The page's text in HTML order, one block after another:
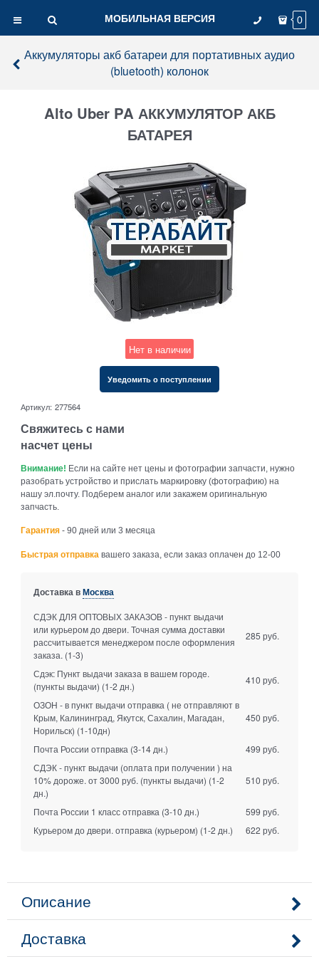
МОБИЛЬНАЯ ВЕРСИЯ 0
Аккумуляторы акб батареи для портативных аудио
(bluetooth) колонок
Alto Uber PA АККУМУЛЯТОР АКБ
БАТАРЕЯ
Нет в наличии
Уведомить о поступлении
Артикул: 277564
Свяжитесь с нами
насчет цены
Внимание! Если на сайте нет цены и фотографии запчасти, нужно
разобрать устройство и прислать маркировку (фотографию) на
нашу эл.почту. Подберем аналог или закажем оригинальную
запчасть.
Гарантия - 90 дней или 3 месяца
Быстрая отправка вашего заказа, если заказ оплачен до 12-00
Доставка вМосква
СДЭК ДЛЯ ОПТОВЫХ ЗАКАЗОВ - пункт выдачи
или курьером до двери. Точная сумма доставки
рассчитывается менеджером после оформления
заказа. (1-3)
285 руб.
Сдэк: Пункт выдачи заказа в вашем городе.
(пункты выдачи) (1-2 дн.)
410 руб.
ОЗОН - в пункт выдачи отправка ( не отправляют в
Крым, Калининград, Якутск, Сахалин, Магадан,
Норильск) (1-10дн)
450 руб.
Почта России отправка (3-14 дн.)
499 руб.
СДЭК - пункт выдачи (оплата при получении ) на
10% дороже. от 3000 руб. (пункты выдачи) (1-2
дн.)
510 руб.
Почта России 1 класс отправка (3-10 дн.)
599 руб.
Курьером до двери. отправка (курьером) (1-2 дн.) 622 руб.
Описание
Доставка